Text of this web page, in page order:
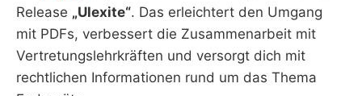
Release „Ulexite“. Das erleichtert den Umgang
mit PDFs, verbessert die Zusammenarbeit mit
Vertretungslehrkräften und versorgt dich mit
rechtlichen Informationen rund um das Thema